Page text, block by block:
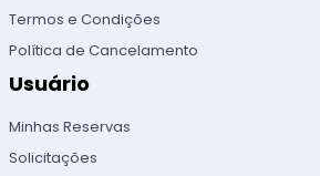
Termos e Condições
Política de Cancelamento
Usuário
Minhas Reservas
Solicitações